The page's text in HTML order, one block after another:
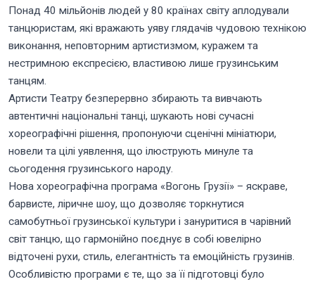
Понад 40 мільйонів людей у ​​80 країнах світу аплодували
танцюристам, які вражають уяву глядачів чудовою технікою
виконання, неповторним артистизмом, куражем та
нестримною експресією, властивою лише грузинським
танцям.
Артисти Театру безперервно збирають та вивчають
автентичні національні танці, шукають нові сучасні
хореографічні рішення, пропонуючи сценічні мініатюри,
новели та цілі уявлення, що ілюструють минуле та
сьогодення грузинського народу.
Нова хореографічна програма «Вогонь Грузії» – яскраве,
барвисте, ліричне шоу, що дозволяє торкнутися
самобутньої грузинської культури і зануритися в чарівний
світ танцю, що гармонійно поєднує в собі ювелірно
відточені рухи, стиль, елегантність та емоційність грузинів.
Особливістю програми є те, що за її підготовці було